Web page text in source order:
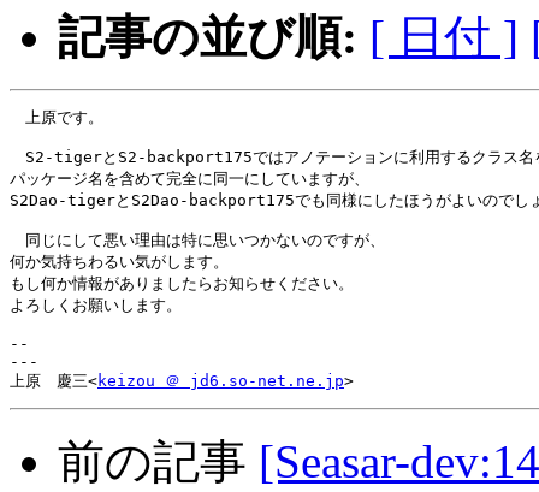
記事の並び順: [ 日付 ]
上原です。
S2-tigerとS2-backport175ではアノテーションに利用するクラス名
パッケージ名を含めて完全に同一にしていますが、
S2Dao-tigerとS2Dao-backport175でも同様にしたほうがよいのでし
同じにして悪い理由は特に思いつかないのですが、
何か気持ちわるい気がします。
もし何か情報がありましたらお知らせください。
よろしくお願いします。
--
---
上原　慶三<keizou ＠ jd6.so-net.ne.jp
前の記事 [Seasar-